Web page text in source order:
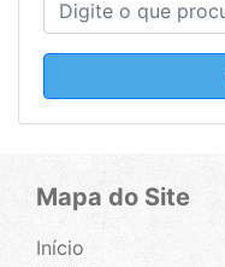
Mapa do Site
Início